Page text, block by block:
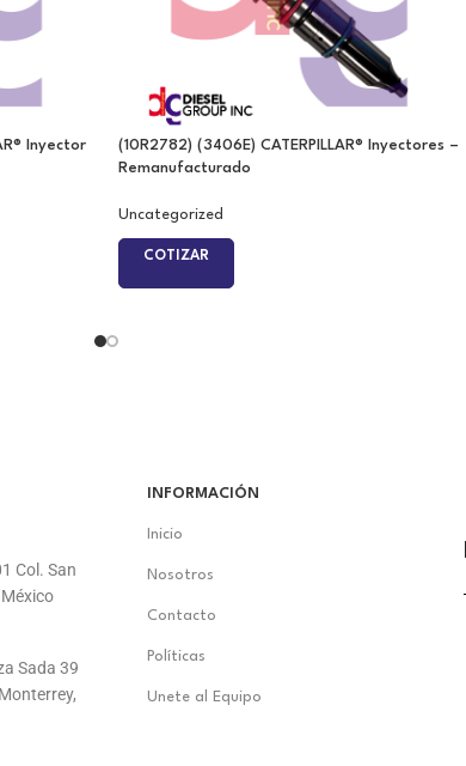
Inyector
(10R2782) (3406E) CATERPILLAR® Inyectores –
Remanufacturado
Uncategorized
COTIZAR
Col. San
Sada 39
INFORMACIÓN
Inicio
Nosotros
Contacto
Políticas
Unete al Equipo